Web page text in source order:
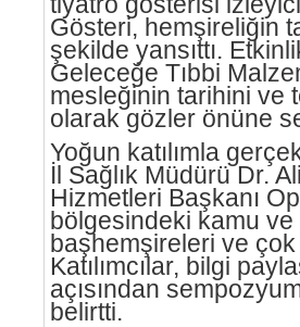
Gösteri, hemşireliğin
şekilde yansıttı.
Geleceğe Tıbbi
mesleğinin tarihini ve
olarak gözler önüne
Yoğun katılımla
İl Sağlık Müdürü Dr.
Hizmetleri Başkanı
bölgesindeki kamu
başhemşireleri ve çok
Katılımcılar, bilgi
açısından
belirtti.